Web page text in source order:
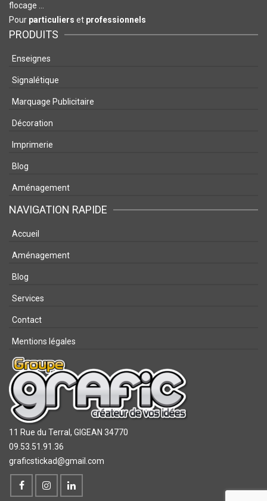
flocage …
Pour particuliers et professionnels
PRODUITS
Enseignes
Signalétique
Marquage Publicitaire
Décoration
Imprimerie
Blog
Aménagement
NAVIGATION RAPIDE
Accueil
Aménagement
Blog
Services
Contact
Mentions légales
11 Rue du Terral, GIGEAN 34770
09.53.51.91.36
graficstickad@gmail.com